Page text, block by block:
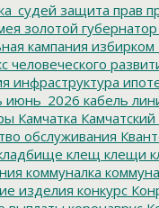
защита прав
золотой губернатор
кампания избирком
человеческого
инфраструктура
июнь_2026 кабель
Камчатка Камчатский
обслуживания
клещ клещи
коммуналка
изделия конкурс